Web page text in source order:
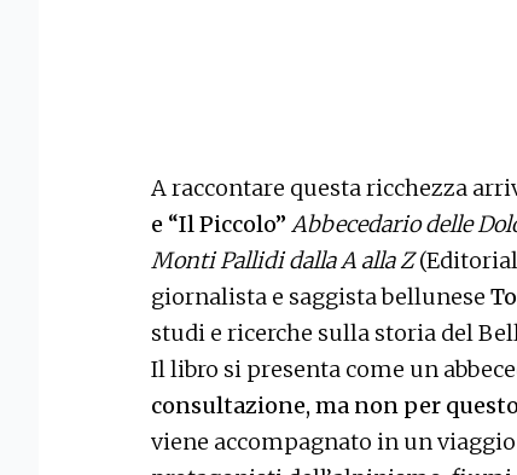
A raccontare questa ricchezza
e “Il Piccolo” Abbecedario delle
Monti Pallidi dalla A alla Z
giornalista e saggista bellunese
studi e ricerche sulla storia del
Il libro si presenta come un
consultazione, ma non per
viene accompagnato in un